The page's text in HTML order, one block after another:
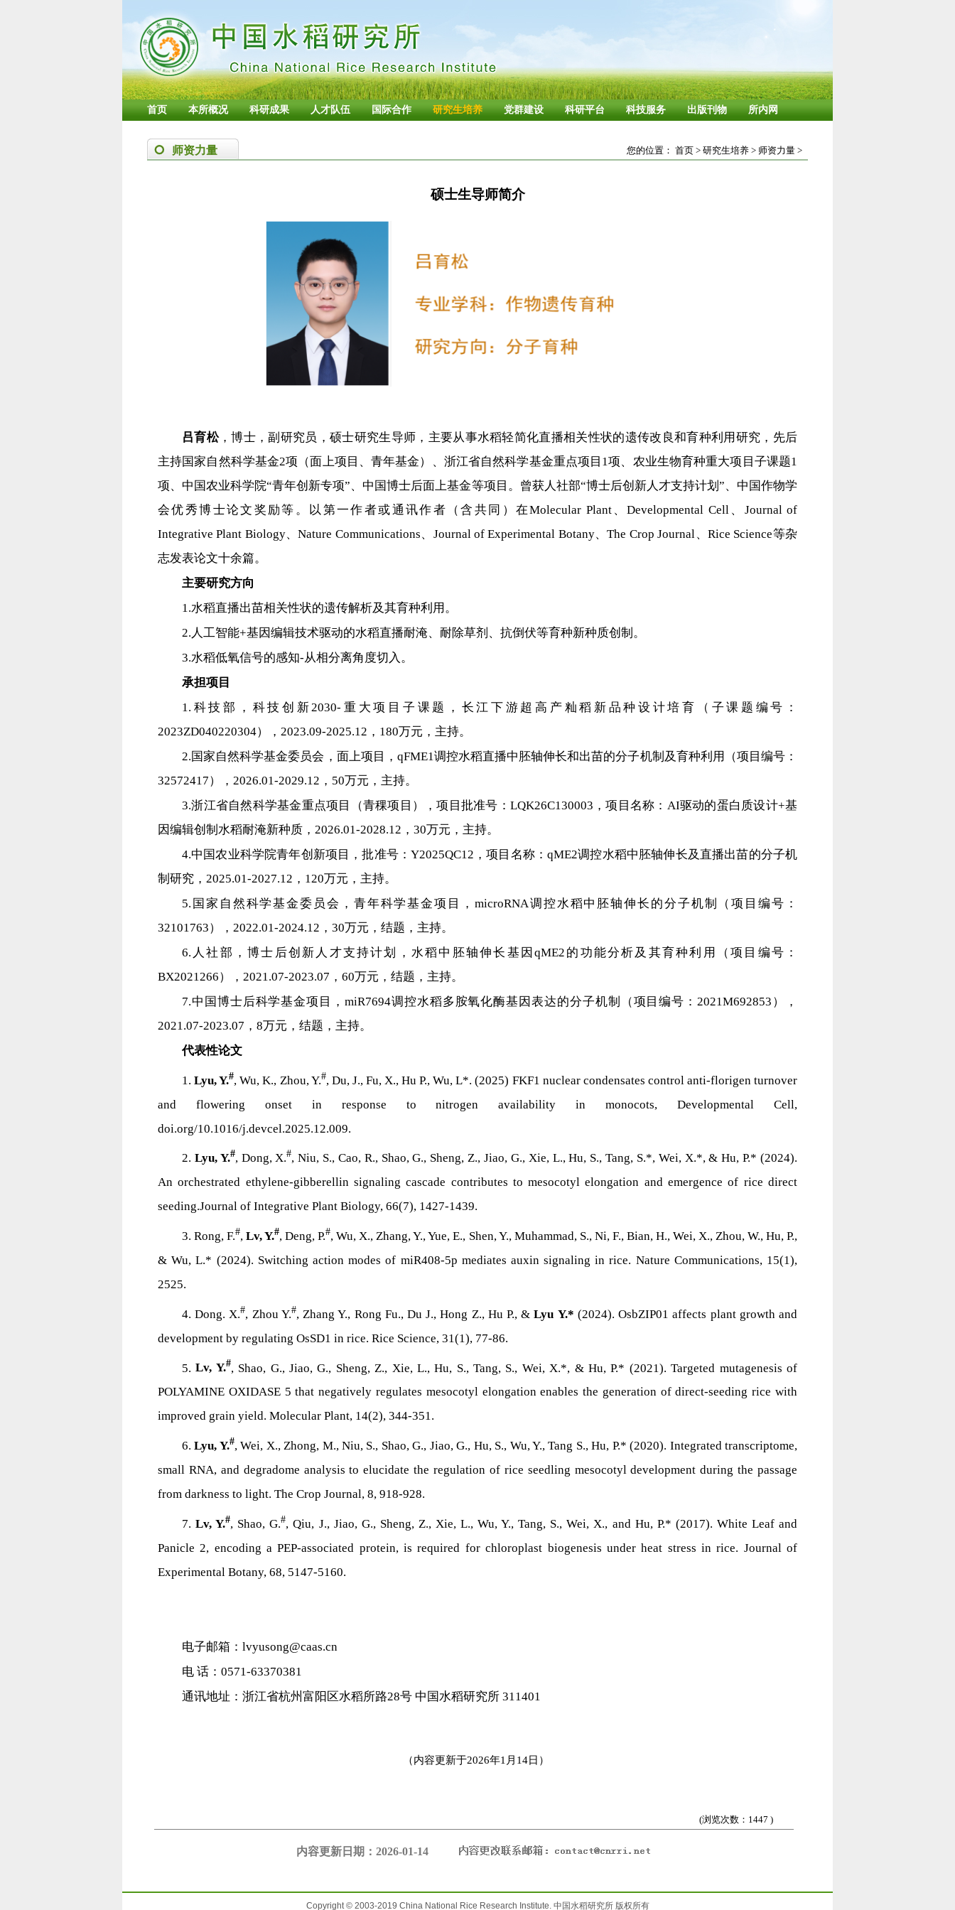
首页 本所概况 科研成果 人才队伍 国际合作 研究生培养 党群建设 科研平台 科技服务 出版刊物 所内网
师资力量 您的位置： 首页 > 研究生培养 > 师资力量 >
硕士生导师简介
吕育松，博士，副研究员，硕士研究生导师，主要从事水稻轻简化直播相关性状的遗传改良和育种利用研究，先后
主持国家自然科学基金2项（面上项目、青年基金）、浙江省自然科学基金重点项目1项、农业生物育种重大项目子课题1
项、中国农业科学院“青年创新专项”、中国博士后面上基金等项目。曾获人社部“博士后创新人才支持计划”、中国作物学
会优秀博士论文奖励等。以第一作者或通讯作者（含共同）在Molecular Plant、Developmental Cell、Journal of
Integrative Plant Biology、Nature Communications、Journal of Experimental Botany、The Crop Journal、Rice Science等杂
志发表论文十余篇。
主要研究方向
1.水稻直播出苗相关性状的遗传解析及其育种利用。
2.人工智能+基因编辑技术驱动的水稻直播耐淹、耐除草剂、抗倒伏等育种新种质创制。
3.水稻低氧信号的感知-从相分离角度切入。
承担项目
1.科技部，科技创新2030-重大项目子课题，长江下游超高产籼稻新品种设计培育（子课题编号：
2023ZD040220304），2023.09-2025.12，180万元，主持。
2.国家自然科学基金委员会，面上项目，qFME1调控水稻直播中胚轴伸长和出苗的分子机制及育种利用（项目编号：
32572417），2026.01-2029.12，50万元，主持。
3.浙江省自然科学基金重点项目（青稞项目），项目批准号：LQK26C130003，项目名称：AI驱动的蛋白质设计+基
因编辑创制水稻耐淹新种质，2026.01-2028.12，30万元，主持。
4.中国农业科学院青年创新项目，批准号：Y2025QC12，项目名称：qME2调控水稻中胚轴伸长及直播出苗的分子机
制研究，2025.01-2027.12，120万元，主持。
5.国家自然科学基金委员会，青年科学基金项目，microRNA调控水稻中胚轴伸长的分子机制（项目编号：
32101763），2022.01-2024.12，30万元，结题，主持。
6.人社部，博士后创新人才支持计划，水稻中胚轴伸长基因qME2的功能分析及其育种利用（项目编号：
BX2021266），2021.07-2023.07，60万元，结题，主持。
7.中国博士后科学基金项目，miR7694调控水稻多胺氧化酶基因表达的分子机制（项目编号：2021M692853），
2021.07-2023.07，8万元，结题，主持。
代表性论文
1.Lyu, Y.#, Wu, K., Zhou, Y.#, Du, J., Fu, X., Hu P., Wu, L*. (2025) FKF1 nuclear condensates control anti-florigen turnover
and flowering onset in response to nitrogen availability in monocots, Developmental Cell,
doi.org/10.1016/j.devcel.2025.12.009.
2. Lyu, Y.#, Dong, X.#, Niu, S., Cao, R., Shao, G., Sheng, Z., Jiao, G., Xie, L., Hu, S., Tang, S.*, Wei, X.*, & Hu, P.* (2024).
An orchestrated ethylene-gibberellin signaling cascade contributes to mesocotyl elongation and emergence of rice direct
seeding.Journal of Integrative Plant Biology, 66(7), 1427-1439.
3. Rong, F.#,Lv, Y.#, Deng, P.#, Wu, X., Zhang, Y., Yue, E., Shen, Y., Muhammad, S., Ni, F., Bian, H., Wei, X., Zhou, W., Hu, P.,
& Wu, L.* (2024). Switching action modes of miR408-5p mediates auxin signaling in rice. Nature Communications, 15(1),
2525.
4. Dong. X.#, Zhou Y.#, Zhang Y., Rong Fu., Du J., Hong Z., Hu P., &Lyu Y.* (2024). OsbZIP01 affects plant growth and
development by regulating OsSD1 in rice. Rice Science, 31(1), 77-86.
5. Lv, Y.#, Shao, G., Jiao, G., Sheng, Z., Xie, L., Hu, S., Tang, S., Wei, X.*, & Hu, P.* (2021). Targeted mutagenesis of
POLYAMINE OXIDASE 5 that negatively regulates mesocotyl elongation enables the generation of direct-seeding rice with
improved grain yield. Molecular Plant, 14(2), 344-351.
6.Lyu, Y.#, Wei, X., Zhong, M., Niu, S., Shao, G., Jiao, G., Hu, S., Wu, Y., Tang S., Hu, P.* (2020). Integrated transcriptome,
small RNA, and degradome analysis to elucidate the regulation of rice seedling mesocotyl development during the passage
from darkness to light. The Crop Journal, 8, 918-928.
7.Lv, Y.#, Shao, G.#, Qiu, J., Jiao, G., Sheng, Z., Xie, L., Wu, Y., Tang, S., Wei, X., and Hu, P.* (2017). White Leaf and
Panicle 2, encoding a PEP-associated protein, is required for chloroplast biogenesis under heat stress in rice. Journal of
Experimental Botany, 68, 5147-5160.
电子邮箱：lvyusong@caas.cn
电 话：0571-63370381
通讯地址：浙江省杭州富阳区水稻所路28号 中国水稻研究所 311401
（内容更新于2026年1月14日）
(浏览次数： 1447 )
内容更新日期：2026-01-14
Copyright © 2003-2019 China National Rice Research Institute. 中国水稻研究所 版权所有